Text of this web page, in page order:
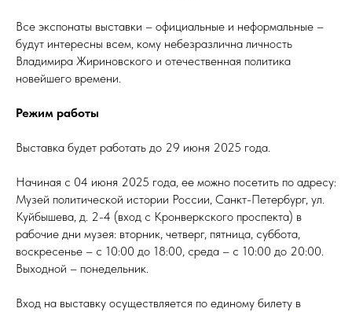
Все экспонаты выставки – официальные и неформальные –
будут интересны всем, кому небезразлична личность
Владимира Жириновского и отечественная политика
новейшего времени.
Режим работы
Выставка будет работать до 29 июня 2025 года.
Начиная с 04 июня 2025 года, ее можно посетить по адресу:
Музей политической истории России, Санкт-Петербург, ул.
Куйбышева, д. 2-4 (вход с Кронверкского проспекта) в
рабочие дни музея: вторник, четверг, пятница, суббота,
воскресенье – с 10:00 до 18:00, среда – с 10:00 до 20:00.
Выходной – понедельник.
Вход на выставку осуществляется по единому билету в